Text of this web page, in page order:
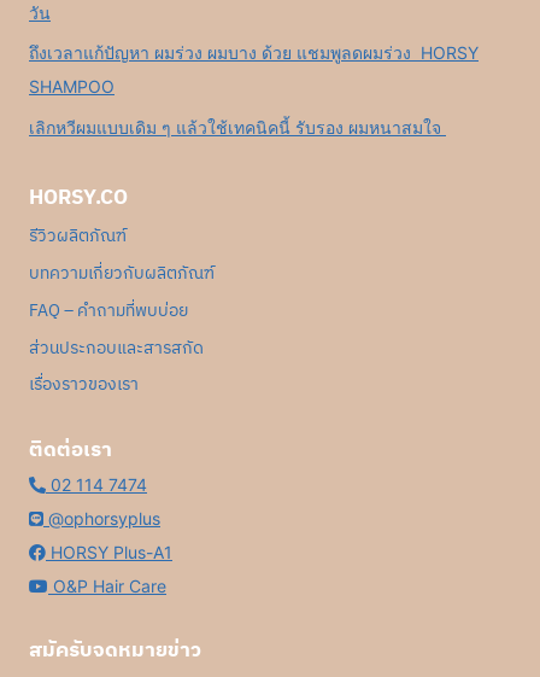
วัน
ถึงเวลาแก้ปัญหา ผมร่วง ผมบาง ด้วย แชมพูลดผมร่วง HORSY
SHAMPOO
เลิกหวีผมแบบเดิม ๆ แล้วใช้เทคนิคนี้ รับรอง ผมหนาสมใจ
HORSY.CO
รีวิวผลิตภัณฑ์
บทความเกี่ยวกับผลิตภัณฑ์
FAQ – คำถามที่พบบ่อย
ส่วนประกอบและสารสกัด
เรื่องราวของเรา
ติดต่อเรา
02 114 7474
@ophorsyplus
HORSY Plus-A1
O&P Hair Care
สมัครับจดหมายข่าว